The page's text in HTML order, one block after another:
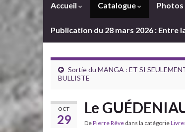
Accueil Catalogue
Publication du 28 mars 2026 : Entre
Sortie du MANGA : ET SI
BULLISTE
OCT
29
Le
DePierre Rêve dans la catégorie